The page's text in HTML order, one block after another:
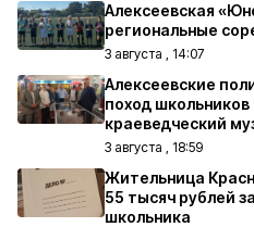
Алексеевская
региональные
3 августа , 14:07
Алексеевские
поход школьников
краеведческий
3 августа , 18:59
Жительница
55 тысяч рублей
школьника